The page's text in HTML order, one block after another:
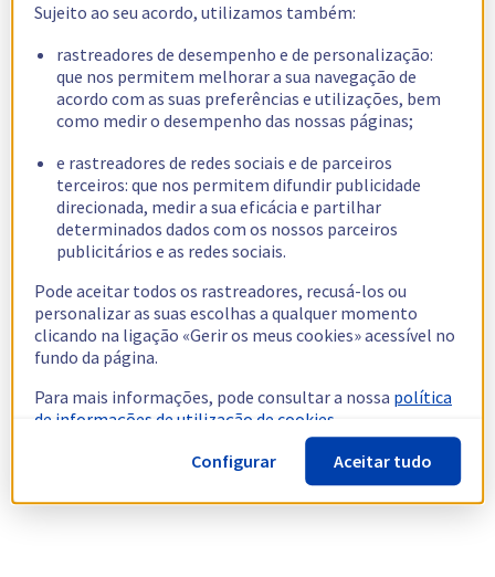
Sujeito ao seu acordo, utilizamos também:
rastreadores de desempenho e de personalização:
que nos permitem melhorar a sua navegação de
acordo com as suas preferências e utilizações, bem
como medir o desempenho das nossas páginas;
e rastreadores de redes sociais e de parceiros
terceiros: que nos permitem difundir publicidade
direcionada, medir a sua eficácia e partilhar
determinados dados com os nossos parceiros
publicitários e as redes sociais.
Pode aceitar todos os rastreadores, recusá-los ou
personalizar as suas escolhas a qualquer momento
clicando na ligação «Gerir os meus cookies» acessível no
fundo da página.
Para mais informações, pode consultar a nossa política
de informações de utilização de cookies.
Configurar
Aceitar tudo